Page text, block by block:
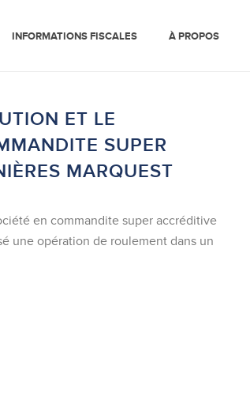
INFORMATIONS FISCALES À PROPOS
ET LE
SUPER
MARQUEST
en commandite super accréditive
une opération de roulement dans un